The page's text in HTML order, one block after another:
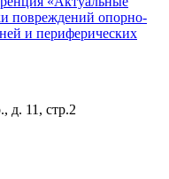
повреждений опорно-
и периферических
д. 11, стр.2